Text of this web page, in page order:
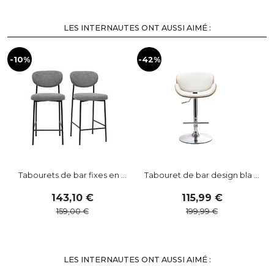
LES INTERNAUTES ONT AUSSI AIMÉ :
-10%
Tabourets de bar fixes en ...
143,10
159,00
-42%
Tabouret de bar design bla ...
115,99
199,99
LES INTERNAUTES ONT AUSSI AIMÉ :